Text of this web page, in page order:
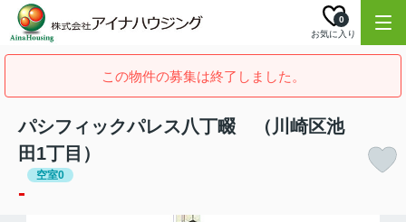
お気に入り
0
この物件の募集は終了しました。
パシフィックパレス八丁畷 （川崎区池
田1丁目）
空室0
-